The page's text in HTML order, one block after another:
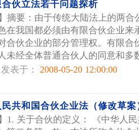
伙立法若干问题探析
】摘要：由于传统大陆法上的两
在我国都必须由有限合伙企业来
合伙企业的部分管理权。有限合
未经全体普通合伙人的同意和多
发表于： 2008-05-20 12:00:00
民共和国合伙企业法（修改草
】1. 关于合伙的定义： 《中华人